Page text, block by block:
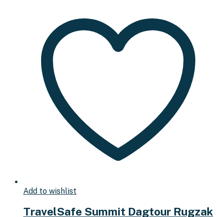
Add to wishlist
TravelSafe Summit Dagtour Rugzak